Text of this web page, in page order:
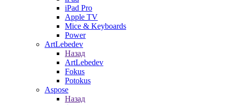
iPad Pro
Apple TV
Mice & Keyboards
Power
ArtLebedev
Назад
ArtLebedev
Fokus
Potokus
Aspose
Назад